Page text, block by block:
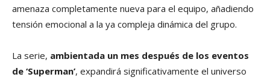
amenaza completamente nueva para el equipo, añadiendo
tensión emocional a la ya compleja dinámica del grupo.
La serie, ambientada un mes después de los eventos
de ‘Superman’, expandirá significativamente el universo